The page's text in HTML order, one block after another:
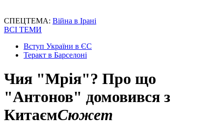
СПЕЦТЕМА: Війна в Ірані
ВСІ ТЕМИ
Вступ України в ЄС
Теракт в Барселоні
Чия "Мрія"? Про що
"Антонов" домовився з
КитаємСюжет